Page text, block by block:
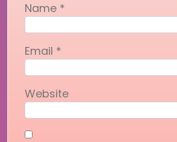
Name *
Email *
Website